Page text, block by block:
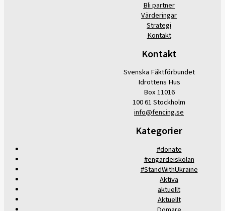
Bli partner
Värderingar
Strategi
Kontakt
Kontakt
Svenska Fäktförbundet
Idrottens Hus
Box 11016
100 61 Stockholm
info@fencing.se
Kategorier
#donate
#engardeiskolan
#StandWithUkraine
Aktiva
aktuellt
Aktuellt